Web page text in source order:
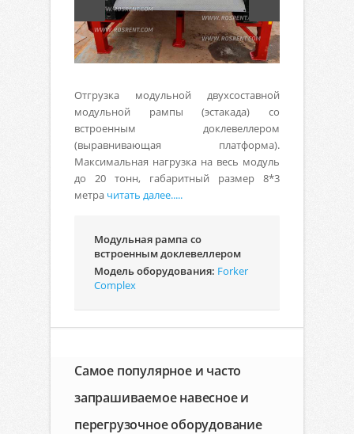
Отгрузка модульной двухсоставной
модульной рампы (эстакада) со
встроенным доклевеллером
(выравнивающая платформа).
Максимальная нагрузка на весь модуль
до 20 тонн, габаритный размер 8*3
метра читать далее.....
Модульная рампа со
встроенным доклевеллером
Модель оборудования: Forker
Complex
Самое популярное и часто
запрашиваемое навесное и
перегрузочное оборудование